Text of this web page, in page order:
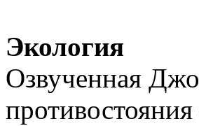
Экология
Озвученная